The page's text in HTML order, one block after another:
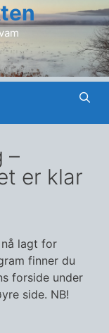
–
er klar
lagt for
finner du
forside under
side. NB!